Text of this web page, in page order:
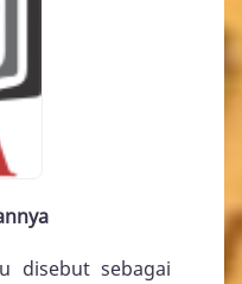
disebut sebagai